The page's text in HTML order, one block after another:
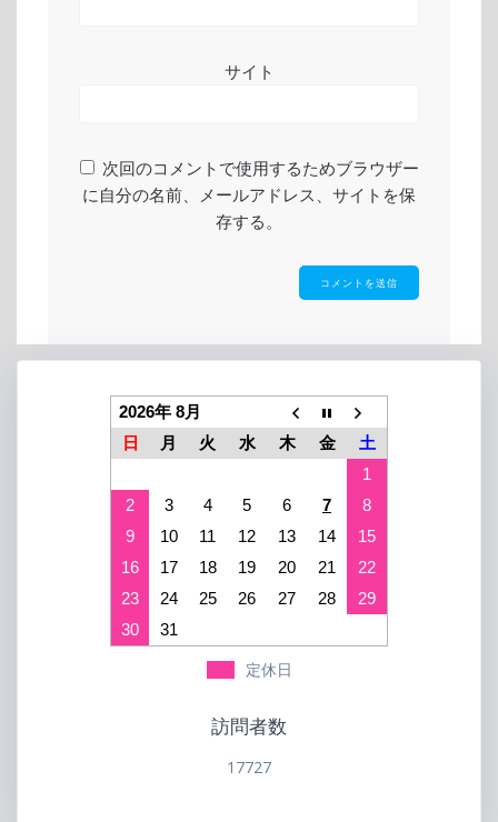
サイト
次回のコメントで使用するためブラウザー
に自分の名前、メールアドレス、サイトを保
存する。
2026年 8月
日
月 火 水 木 金
土
1
2
3 4 5 6 7
8
9
10 11 12 13 14
15
16
17 18 19 20 21
22
23
24 25 26 27 28
29
30
31
定休日
訪問者数
17727